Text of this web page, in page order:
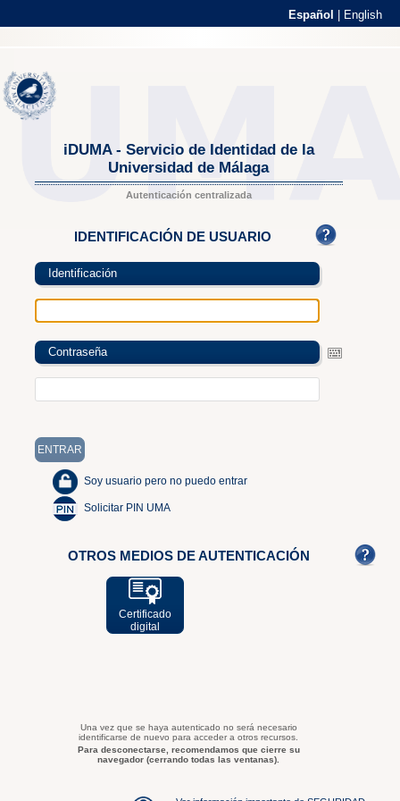
Español English
iDUMA - Servicio de Identidad de la
Universidad de Málaga
Autenticación centralizada
IDENTIFICACIÓN DE USUARIO
Identificación
Contraseña
Soy usuario pero no puedo entrar
Solicitar PIN UMA
OTROS MEDIOS DE AUTENTICACIÓN
Certificado
digital
Una vez que se haya autenticado no será necesario
identificarse de nuevo para acceder a otros recursos.
Para desconectarse, recomendamos que cierre su
navegador (cerrando todas las ventanas).